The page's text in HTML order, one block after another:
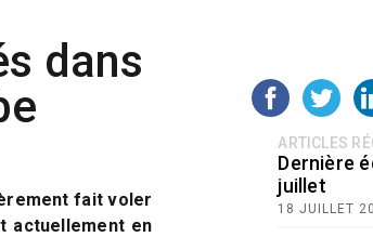
dans
fait voler
actuellement en
ARTICLES
Dernière
juillet
18 JUILLET